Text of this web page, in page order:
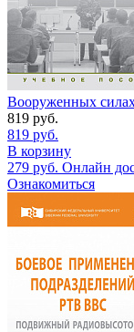
Вооруженных
819 руб.
819 руб.
В корзину
279 руб. Онлайн
Ознакомиться